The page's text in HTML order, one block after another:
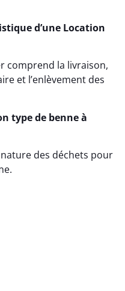
d’une Location
comprend la livraison,
et l’enlèvement des
type de benne à
des déchets pour